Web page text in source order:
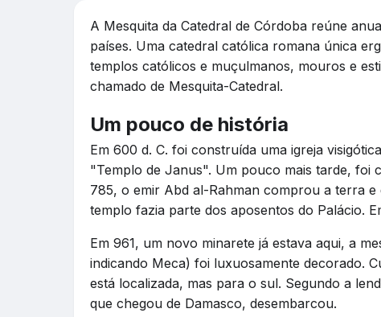
A Mesquita da Catedral de Córdoba reúne
países. Uma catedral católica romana única
templos católicos e muçulmanos, mouros e
chamado de Mesquita-Catedral.
Um pouco de história
Em 600 d. C. foi construída uma igreja
"Templo de Janus". Um pouco mais tarde, foi
785, o emir Abd al-Rahman comprou a terra
templo fazia parte dos aposentos do Palácio.
Em 961, um novo minarete já estava aqui, a
indicando Meca) foi luxuosamente decorado.
está localizada, mas para o sul. Segundo a
que chegou de Damasco, desembarcou.